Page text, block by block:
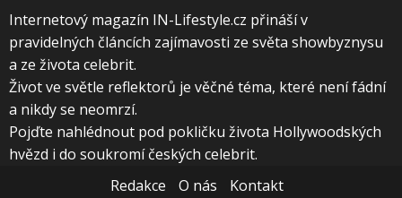
Internetový magazín IN-Lifestyle.cz přináší v
pravidelných článcích zajímavosti ze světa showbyznysu
a ze života celebrit.
Život ve světle reflektorů je věčné téma, které není fádní
a nikdy se neomrzí.
Pojďte nahlédnout pod pokličku života Hollywoodských
hvězd i do soukromí českých celebrit.
Redakce
O nás
Kontakt